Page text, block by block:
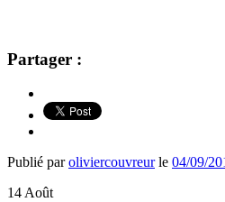
Partager :
Publié paroliviercouvreurle 04/09/
14 Août